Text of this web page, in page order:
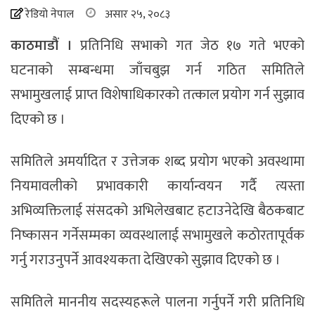
रेडियो नेपाल असार २५, २०८३
काठमाडौं । प्रतिनिधि सभाको गत जेठ १७ गते भएको
घटनाको सम्बन्धमा जाँचबुझ गर्न गठित समितिले
सभामुखलाई प्राप्त विशेषाधिकारको तत्काल प्रयोग गर्न सुझाव
दिएको छ ।
समितिले अमर्यादित र उत्तेजक शब्द प्रयोग भएको अवस्थामा
नियमावलीको प्रभावकारी कार्यान्वयन गर्दै त्यस्ता
अभिव्यक्तिलाई संसदको अभिलेखबाट हटाउनेदेखि बैठकबाट
निष्कासन गर्नेसम्मका व्यवस्थालाई सभामुखले कठोरतापूर्वक
गर्नु गराउनुपर्ने आवश्यकता देखिएको सुझाव दिएको छ ।
समितिले माननीय सदस्यहरूले पालना गर्नुपर्ने गरी प्रतिनिधि